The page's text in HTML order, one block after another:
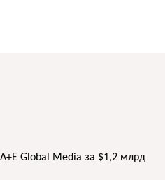
Global Media за $1,2 млрд